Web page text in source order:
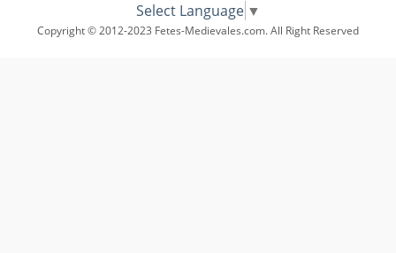
Select Language ▼
Copyright © 2012-2023 Fetes-Medievales.com. All Right Reserved